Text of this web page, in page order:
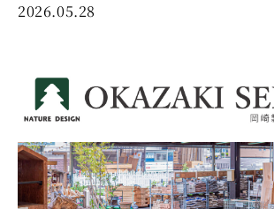
2026.05.28